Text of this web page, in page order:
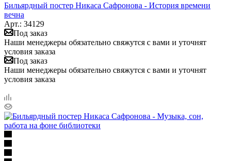
Бильярдный постер Никаса Сафронова - История времени
вечна
Арт.: 34129
Под заказ
Наши менеджеры обязательно свяжутся с вами и уточнят
условия заказа
Под заказ
Наши менеджеры обязательно свяжутся с вами и уточнят
условия заказа